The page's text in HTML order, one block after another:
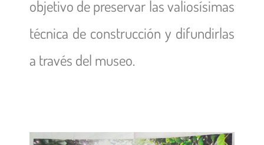
objetivo de preservar las valiosísimas
técnica de construcción y difundirlas
a través del museo.